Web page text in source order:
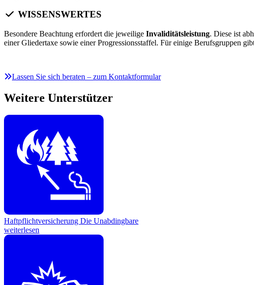
WISSENSWERTES
Besondere Beachtung erfordert die jeweilige Invaliditätsleistung. Diese ist
einer Gliedertaxe sowie einer Progressionsstaffel. Für einige Berufsgruppen
Lassen Sie sich beraten – zum Kontaktformular
Weitere Unterstützer
Haftpflichtversicherung Die Unabdingbare
weiterlesen